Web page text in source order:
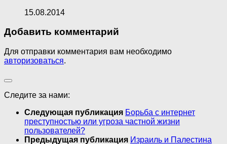
15.08.2014
Добавить комментарий
Для отправки комментария вам необходимо
авторизоваться.
Следите за нами:
Следующая публикация Борьба с интернет
преступностью или угроза частной жизни
пользователей?
Предыдущая публикация Израиль и Палестина